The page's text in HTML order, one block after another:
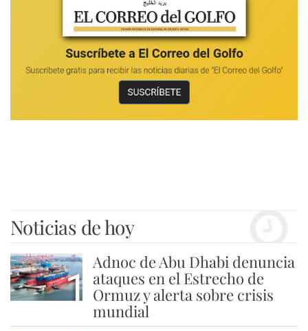
Noticias de hoy
1
Adnoc de Abu Dhabi denuncia
ataques en el Estrecho de
Ormuz y alerta sobre crisis
mundial